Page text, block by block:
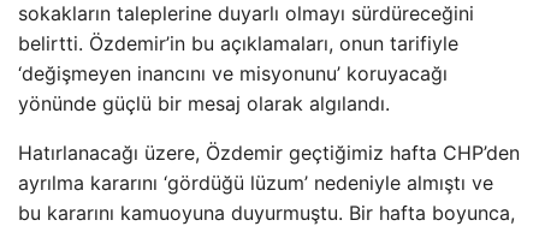
sokakların taleplerine duyarlı olmayı sürdüreceğini
belirtti. Özdemir’in bu açıklamaları, onun tarifiyle
‘değişmeyen inancını ve misyonunu’ koruyacağı
yönünde güçlü bir mesaj olarak algılandı.
Hatırlanacağı üzere, Özdemir geçtiğimiz hafta CHP’den
ayrılma kararını ‘gördüğü lüzum’ nedeniyle almıştı ve
bu kararını kamuoyuna duyurmuştu. Bir hafta boyunca,